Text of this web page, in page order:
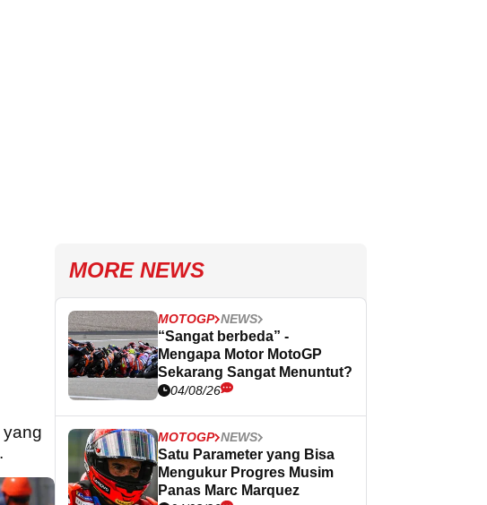
MORE NEWS
MOTOGP NEWS
“Sangat berbeda” -
Mengapa Motor MotoGP
Sekarang Sangat Menuntut?
04/08/26
MOTOGP NEWS
Satu Parameter yang Bisa
Mengukur Progres Musim
Panas Marc Marquez